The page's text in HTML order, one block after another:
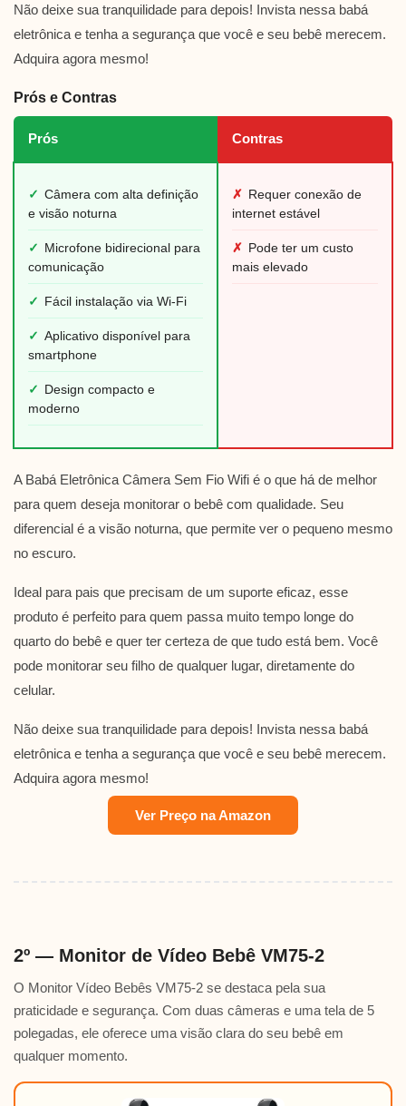
Não deixe sua tranquilidade para depois! Invista nessa babá
eletrônica e tenha a segurança que você e seu bebê merecem.
Adquira agora mesmo!
Prós e Contras
Prós Contras
✓ Câmera com alta definição
e visão noturna
✓
Microfone bidirecional para
comunicação
✓ Fácil instalação via Wi-Fi
✓ Aplicativo disponível para
smartphone
✓
Design compacto e
moderno
✗ Requer conexão de
internet estável
✗ Pode ter um custo
mais elevado
A Babá Eletrônica Câmera Sem Fio Wifi é o que há de melhor
para quem deseja monitorar o bebê com qualidade. Seu
diferencial é a visão noturna, que permite ver o pequeno mesmo
no escuro.
Ideal para pais que precisam de um suporte eficaz, esse
produto é perfeito para quem passa muito tempo longe do
quarto do bebê e quer ter certeza de que tudo está bem. Você
pode monitorar seu filho de qualquer lugar, diretamente do
celular.
Não deixe sua tranquilidade para depois! Invista nessa babá
eletrônica e tenha a segurança que você e seu bebê merecem.
Adquira agora mesmo!
Ver Preço na Amazon
2º — Monitor de Vídeo Bebê VM75-2
O Monitor Vídeo Bebês VM75-2 se destaca pela sua
praticidade e segurança. Com duas câmeras e uma tela de 5
polegadas, ele oferece uma visão clara do seu bebê em
qualquer momento.